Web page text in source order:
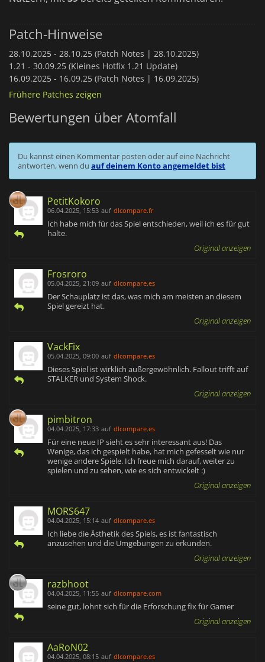
Patch-Hinweise
28.10.2025 - 28.10.25 (Patch Notes | 28.10.2025)
1.21 - 30.09.25 (Kleines Hotfix 1.21 Update)
16.09.2025 - 16.09.25 (Patch Notes | 16.09.2025)
Frühere Patches zeigen
Bewertungen über Atomfall
Du kannst einen Kommentar posten oder auf eine Nachricht
antworten, wenn du auf deinem Konto angemeldet bist
PetitKokoro
06.04.2025, 15:53 auf dlcompare.fr
Ich habe mich für das Spiel entschieden, weil ich es für gut
halte.
Original anzeigen
Frosroro
05.04.2025, 21:09 auf dlcompare.es
Der Schauplatz ist das, was mich am meisten an diesem
Spiel gereizt hat.
Original anzeigen
VackFix
05.04.2025, 09:00 auf dlcompare.es
Dieses Spiel ist wirklich außergewöhnlich. Fallout trifft auf
STALKER und System Shock.
Original anzeigen
pimbitron
04.04.2025, 17:33 auf dlcompare.es
Für eine neue IP sieht es sehr interessant aus! Das
Wenige, das ich gespielt habe, hat mich gefesselt wie nur
wenige andere Spiele. Ich freue mich darauf, weiter zu
spielen und zu sehen, wie es sich entwickelt :)
Original anzeigen
MORS647
04.04.2025, 15:14 auf dlcompare.es
Ich liebe die Ästhetik des Spiels, es ist fantastisch
anzusehen und die Umgebungen zu erkunden.
Original anzeigen
razbhoot
04.04.2025, 11:55 auf dlcompare.com
seine gut, lohnt sich für die Erforschung fix für Gamer
Original anzeigen
AaRoN02
04.04.2025, 08:15 auf dlcompare.es